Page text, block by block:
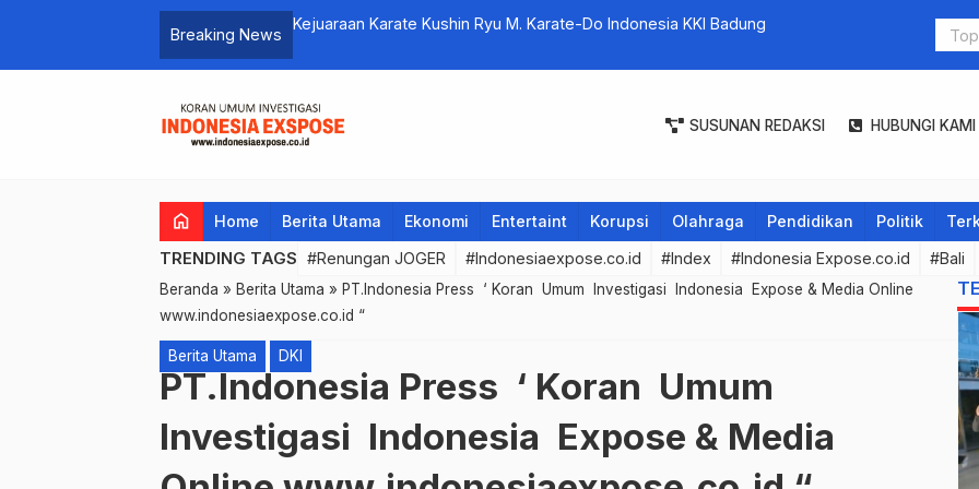
Breaking News
Kejuaraan Karate Kushin Ryu M. Karate-Do Indonesia KKI Badung
Vaksinasi
Capaian
SUSUNAN REDAKSI HUBUNGI KAMI
home Home Berita Utama Ekonomi Entertaint Korupsi Olahraga Pendidikan Politik
TRENDING TAGS #Renungan JOGER #Indonesiaexpose.co.id #Index #Indonesia Expose.co.id #Bali
Beranda » Berita Utama » PT.Indonesia Press ‘ Koran Umum Investigasi Indonesia Expose & Media Online
www.indonesiaexpose.co.id “
Berita Utama DKI
PT.Indonesia Press ‘ Koran Umum
Investigasi Indonesia Expose & Media